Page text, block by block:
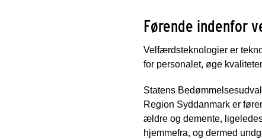
Førende indenfor
Velfærdsteknologier er
for personalet, øge
Statens
Region Syddanmark er
ældre og demente,
hjemmefra, og dermed